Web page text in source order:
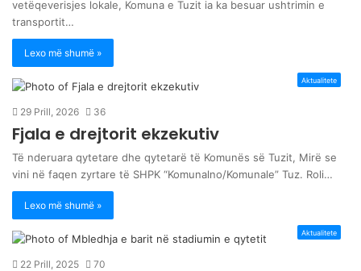
vetëqeverisjes lokale, Komuna e Tuzit ia ka besuar ushtrimin e
transportit…
Lexo më shumë »
Aktualitete
29 Prill, 2026 36
Fjala e drejtorit ekzekutiv
Të nderuara qytetare dhe qytetarë të Komunës së Tuzit, Mirë se
vini në faqen zyrtare të SHPK “Komunalno/Komunale” Tuz. Roli…
Lexo më shumë »
Aktualitete
22 Prill, 2025 70